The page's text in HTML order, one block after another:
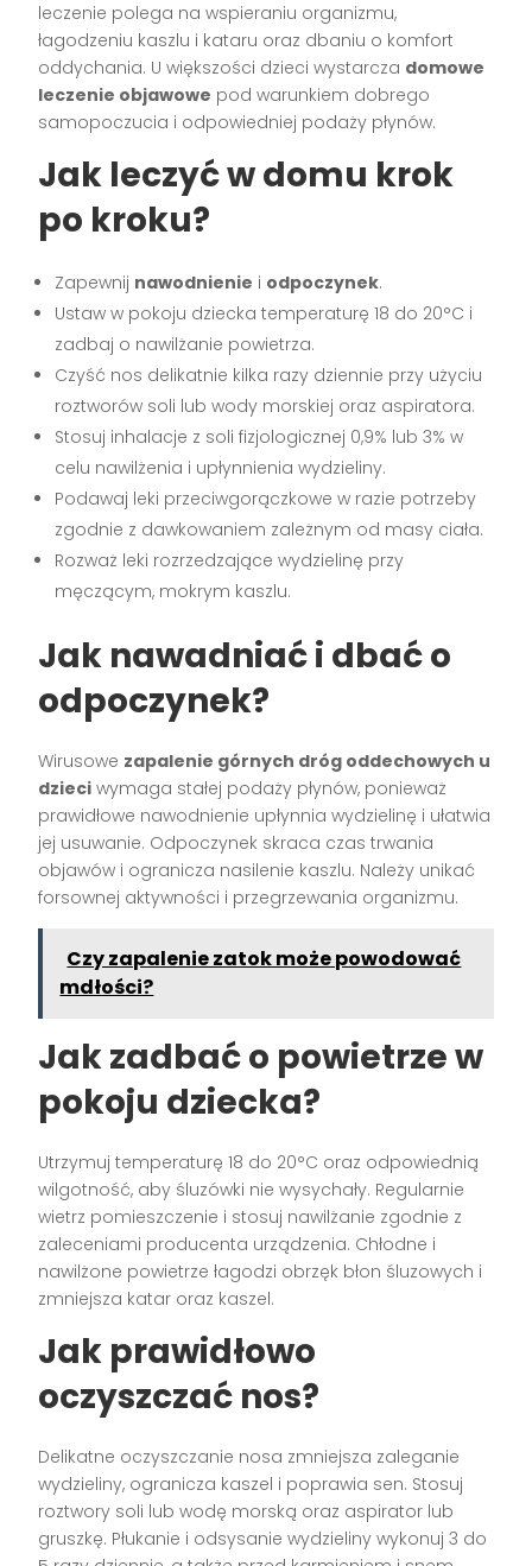
leczenie polega na wspieraniu organizmu,
łagodzeniu kaszlu i kataru oraz dbaniu o komfort
oddychania. U większości dzieci wystarcza domowe
leczenie objawowe pod warunkiem dobrego
samopoczucia i odpowiedniej podaży płynów.
Jak leczyć w domu krok
po kroku?
Zapewnij nawodnienie i odpoczynek.
Ustaw w pokoju dziecka temperaturę 18 do 20°C i
zadbaj o nawilżanie powietrza.
Czyść nos delikatnie kilka razy dziennie przy użyciu
roztworów soli lub wody morskiej oraz aspiratora.
Stosuj inhalacje z soli fizjologicznej 0,9% lub 3% w
celu nawilżenia i upłynnienia wydzieliny.
Podawaj leki przeciwgorączkowe w razie potrzeby
zgodnie z dawkowaniem zależnym od masy ciała.
Rozważ leki rozrzedzające wydzielinę przy
męczącym, mokrym kaszlu.
Jak nawadniać i dbać o
odpoczynek?
Wirusowe zapalenie górnych dróg oddechowych u
dzieci wymaga stałej podaży płynów, ponieważ
prawidłowe nawodnienie upłynnia wydzielinę i ułatwia
jej usuwanie. Odpoczynek skraca czas trwania
objawów i ogranicza nasilenie kaszlu. Należy unikać
forsownej aktywności i przegrzewania organizmu.
Czy zapalenie zatok może powodować
mdłości?
Jak zadbać o powietrze w
pokoju dziecka?
Utrzymuj temperaturę 18 do 20°C oraz odpowiednią
wilgotność, aby śluzówki nie wysychały. Regularnie
wietrz pomieszczenie i stosuj nawilżanie zgodnie z
zaleceniami producenta urządzenia. Chłodne i
nawilżone powietrze łagodzi obrzęk błon śluzowych i
zmniejsza katar oraz kaszel.
Jak prawidłowo
oczyszczać nos?
Delikatne oczyszczanie nosa zmniejsza zaleganie
wydzieliny, ogranicza kaszel i poprawia sen. Stosuj
roztwory soli lub wodę morską oraz aspirator lub
gruszkę. Płukanie i odsysanie wydzieliny wykonuj 3 do